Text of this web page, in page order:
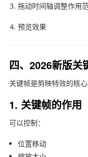
拖动时间轴调整作用
预览效果
四、2026新版关
关键帧是剪映特效的核
1. 关键帧的作用
可以控制：
位置移动